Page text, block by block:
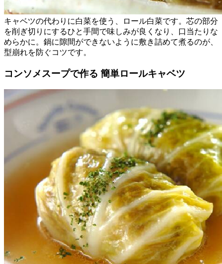
キャベツの代わりに白菜を使う、ロール白菜です。芯の部分
を削ぎ切りにするひと手間で味しみが良くなり、口当たりな
めらかに。鍋に隙間ができないように敷き詰めて煮るのが、
型崩れを防ぐコツです。
コンソメスープで作る 簡単ロールキャベツ